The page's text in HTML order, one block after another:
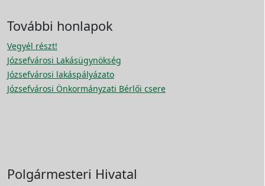
További honlapok
Vegyél részt!
Józsefvárosi Lakásügynökség
Józsefvárosi lakáspályázato
Józsefvárosi Önkormányzati Bérlői csere
Polgármesteri Hivatal